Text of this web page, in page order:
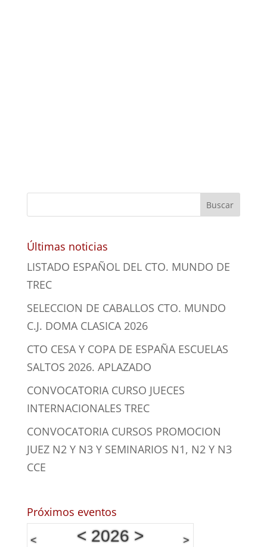
Últimas noticias
LISTADO ESPAÑOL DEL CTO. MUNDO DE
TREC
SELECCION DE CABALLOS CTO. MUNDO
C.J. DOMA CLASICA 2026
CTO CESA Y COPA DE ESPAÑA ESCUELAS
SALTOS 2026. APLAZADO
CONVOCATORIA CURSO JUECES
INTERNACIONALES TREC
CONVOCATORIA CURSOS PROMOCION
JUEZ N2 Y N3 Y SEMINARIOS N1, N2 Y N3
CCE
Próximos eventos
< < 2026> >